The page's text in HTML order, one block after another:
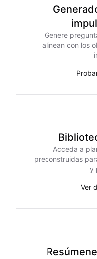
Genere
alinean con los
Acceda a
preconstruidas
y
Ver